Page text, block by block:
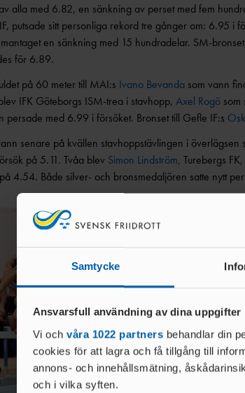
Samtycke
Ansvarsfull användning av dina uppgifter
Vi och våra 1022 partners behandlar din
cookies för att lagra och få tillgång till
annons- och innehållsmätning,
och i vilka syften.
alla med 6.82, en sänkning av perset med fem
putsade sitt personliga rekord tre gånger om: 6.95 i
en sänkning med 15 hundradelar. SM-
för 6.89.
på 60 meter till MAI:s Ivano Bevanda som vann
IFK Göteborgs ISM-trea i stavhopp, Axel Rogösom
persade med 6.99 i försöket. Bronset till Gefle IF:s
senare på kvällen stavhoppstävlingen i
på 5.11. Tvåa blev Simon Lindström, Turebergs
4.54. Både silver- och bronsmedaljören satte nytt